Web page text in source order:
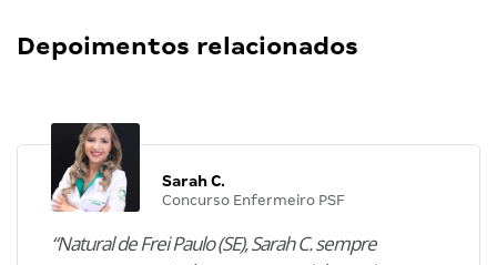
Depoimentos relacionados
Sarah C.
Concurso Enfermeiro PSF
“Natural de Frei Paulo (SE), Sarah C. sempre